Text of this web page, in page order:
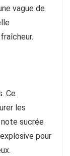
vague de
Ce
les
note sucrée
pour